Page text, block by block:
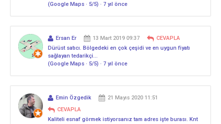
(Google Maps · 5/5) · 7 yıl önce
Ersan Er 13 Mart 2019 09:37
CEVAPLA
Dürüst satıcı. Bölgedeki en çok çeşidi ve en uygun fiyatı
sağlayan tedarikçi…
(Google Maps · 5/5) · 7 yıl önce
Emin Özgedik
21 Mayıs 2020 11:51
CEVAPLA
Kaliteli esnaf görmek istiyorsanız tam adres işte burası. Knt